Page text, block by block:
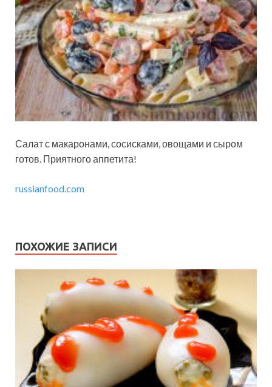
Салат с макаронами, сосисками, овощами и сыром
готов. Приятного аппетита!
russianfood.com
ПОХОЖИЕ ЗАПИСИ